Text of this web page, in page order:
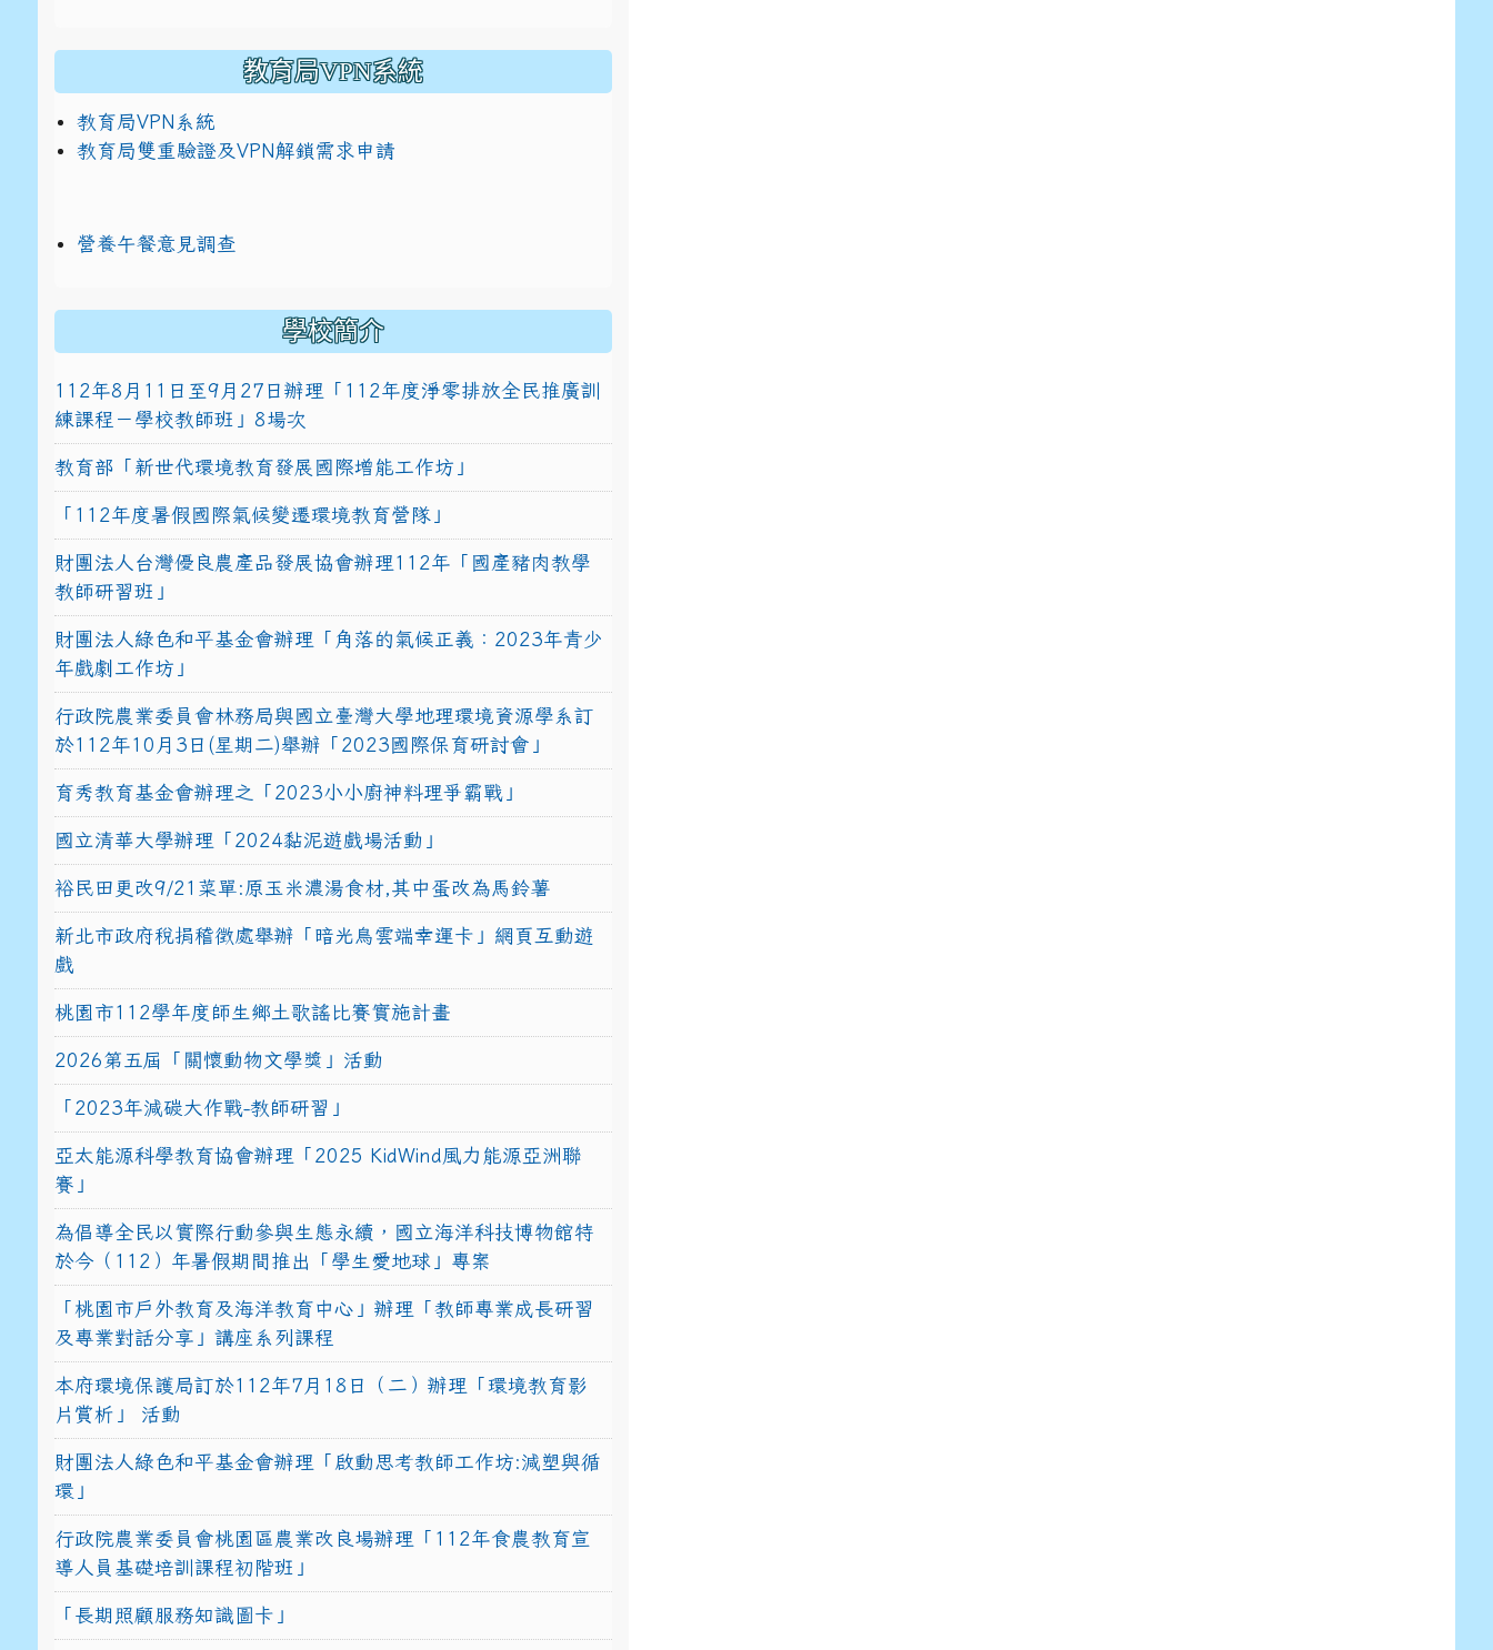
教育局VPN系統
教育局VPN系統
教育局雙重驗證及VPN解鎖需求申請
營養午餐意見調查
學校簡介
112年8月11日至9月27日辦理「112年度淨零排放全民推廣訓
練課程－學校教師班」8場次
教育部「新世代環境教育發展國際增能工作坊」
「112年度暑假國際氣候變遷環境教育營隊」
財團法人台灣優良農產品發展協會辦理112年「國產豬肉教學
教師研習班」
財團法人綠色和平基金會辦理「角落的氣候正義：2023年青少
年戲劇工作坊」
行政院農業委員會林務局與國立臺灣大學地理環境資源學系訂
於112年10月3日(星期二)舉辦「2023國際保育研討會」
育秀教育基金會辦理之「2023小小廚神料理爭霸戰」
國立清華大學辦理「2024黏泥遊戲場活動」
裕民田更改9/21菜單:原玉米濃湯食材,其中蛋改為馬鈴薯
新北市政府稅捐稽徵處舉辦「暗光鳥雲端幸運卡」網頁互動遊
戲
桃園市112學年度師生鄉土歌謠比賽實施計畫
2026第五屆「關懷動物文學獎」活動
「2023年減碳大作戰-教師研習」
亞太能源科學教育協會辦理「2025 KidWind風力能源亞洲聯
賽」
為倡導全民以實際行動參與生態永續，國立海洋科技博物館特
於今（112）年暑假期間推出「學生愛地球」專案
「桃園市戶外教育及海洋教育中心」辦理「教師專業成長研習
及專業對話分享」講座系列課程
本府環境保護局訂於112年7月18日（二）辦理「環境教育影
片賞析」 活動
財團法人綠色和平基金會辦理「啟動思考教師工作坊:減塑與循
環」
行政院農業委員會桃園區農業改良場辦理「112年食農教育宣
導人員基礎培訓課程初階班」
「長期照顧服務知識圖卡」